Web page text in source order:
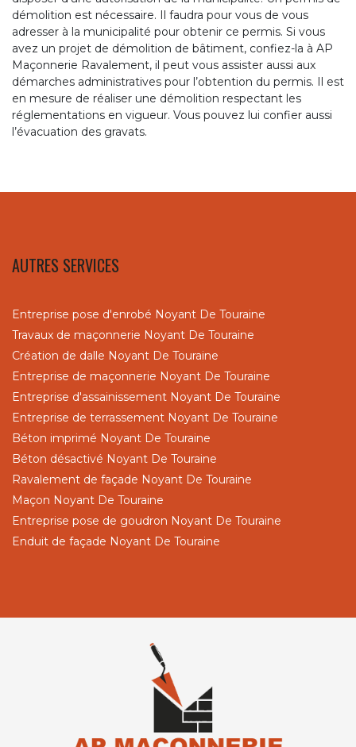
démolition est nécessaire. Il faudra pour vous de vous
adresser à la municipalité pour obtenir ce permis. Si vous
avez un projet de démolition de bâtiment, confiez-la à AP
Maçonnerie Ravalement, il peut vous assister aussi aux
démarches administratives pour l’obtention du permis. Il est
en mesure de réaliser une démolition respectant les
réglementations en vigueur. Vous pouvez lui confier aussi
l’évacuation des gravats.
AUTRES SERVICES
Entreprise pose d'enrobé Noyant De Touraine
Travaux de maçonnerie Noyant De Touraine
Création de dalle Noyant De Touraine
Entreprise de maçonnerie Noyant De Touraine
Entreprise d'assainissement Noyant De Touraine
Entreprise de terrassement Noyant De Touraine
Béton imprimé Noyant De Touraine
Béton désactivé Noyant De Touraine
Ravalement de façade Noyant De Touraine
Maçon Noyant De Touraine
Entreprise pose de goudron Noyant De Touraine
Enduit de façade Noyant De Touraine